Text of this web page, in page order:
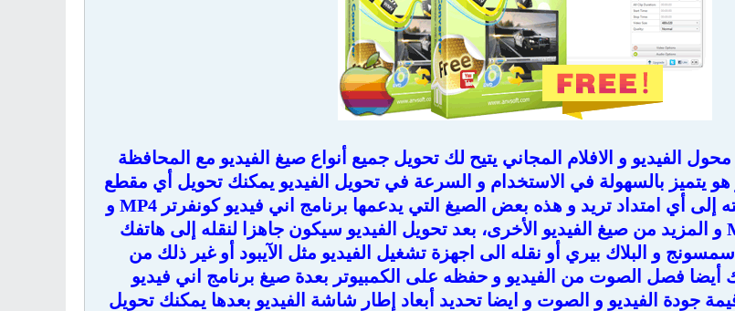
الفيديو و الافلام المجاني يتيح لك تحويل جميع أنواع صيغ الفيديو مع المحافظة
هو يتميز بالسهولة في الاستخدام و السرعة في تحويل الفيديو يمكنك تحويل أي مقطع
فيديو لديك مهما كانت صيغته إلى أي امتداد تريد و هذه بعض الصيغ التي يدعمها برنامج اني فيديو كونفرتر MP4 و
FLV و 3GP و Avi و MKV و المزيد من صيغ الفيديو الأخرى، بعد تحويل الفيديو سيكون جاهزا لنقله إلى هاتفك
و البلاك بيري أو نقله الى اجهزة تشغيل الفيديو مثل الآيبود أو غير ذلك من
أيضا فصل الصوت من الفيديو و حفظه على الكمبيوتر بعدة صيغ برنامج اني فيديو
جودة الفيديو و الصوت و ايضا تحديد أبعاد إطار شاشة الفيديو بعدها يمكنك تحويل